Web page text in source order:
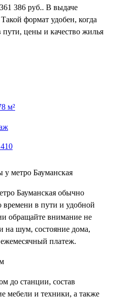
386 руб.. В выдаче
формат удобен, когда
цены и качество жилья
м²
у метро Бауманская
Бауманская обычно
времени в пути и удобной
обращайте внимание не
на шум, состояние дома,
платеж.
до станции, состав
мебели и техники, а также